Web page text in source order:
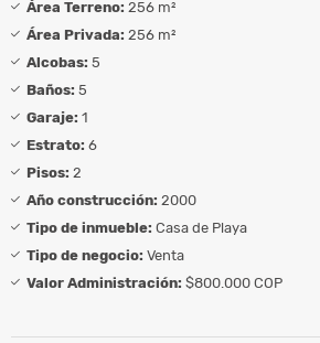
Área Terreno: 256 m²
Área Privada: 256 m²
Alcobas: 5
Baños: 5
Garaje: 1
Estrato: 6
Pisos: 2
Año construcción: 2000
Tipo de inmueble: Casa de Playa
Tipo de negocio: Venta
Valor Administración: $800.000 COP